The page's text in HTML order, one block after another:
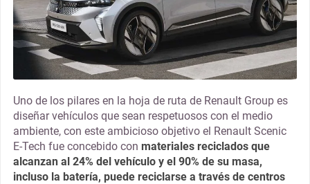
Uno de los pilares en la hoja de ruta de Renault Group es
diseñar vehículos que sean respetuosos con el medio
ambiente, con este ambicioso objetivo el Renault Scenic
E-Tech fue concebido con materiales reciclados que
alcanzan al 24% del vehículo y el 90% de su masa,
incluso la batería, puede reciclarse a través de centros